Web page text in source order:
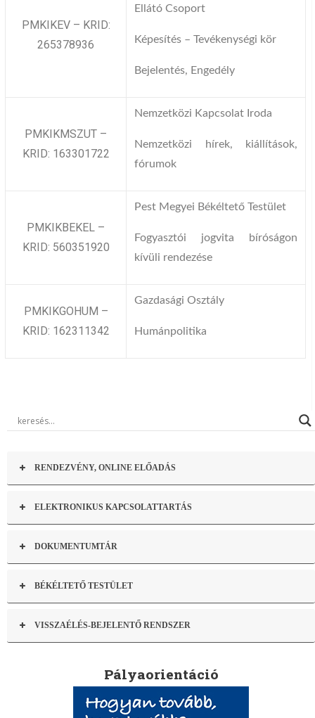
PMKIKEV – KRID:
265378936
Ellátó Csoport
Képesítés – Tevékenységi kör
Bejelentés, Engedély
PMKIKMSZUT –
KRID: 163301722
Nemzetközi Kapcsolat Iroda
Nemzetközi hírek, kiállítások,
fórumok
PMKIKBEKEL –
KRID: 560351920
Pest Megyei Békéltető Testület
Fogyasztói jogvita bíróságon
kívüli rendezése
PMKIKGOHUM –
KRID: 162311342
Gazdasági Osztály
Humánpolitika
RENDEZVÉNY, ONLINE ELŐADÁS
ELEKTRONIKUS KAPCSOLATTARTÁS
DOKUMENTUMTÁR
BÉKÉLTETŐ TESTÜLET
VISSZAÉLÉS-BEJELENTŐ RENDSZER
Pályaorientáció